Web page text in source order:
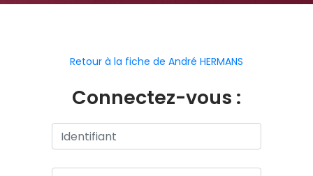
Retour à la fiche de André HERMANS
Connectez-vous :